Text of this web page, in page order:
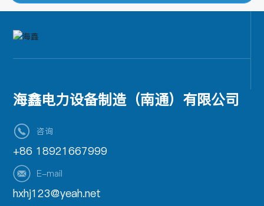
海鑫电力设备制造（南通）有限公司
咨询
+86 18921667999
E-mail
hxhj123@yeah.net